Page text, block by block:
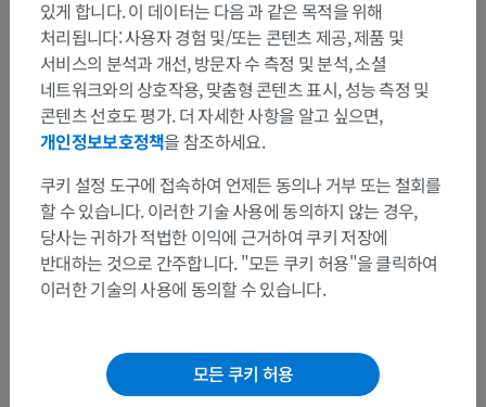
있게 합니다. 이 데이터는 다음 과 같은 목적을 위해
처리됩니다: 사용자 경험 및/또는 콘텐츠 제공, 제품 및
서비스의 분석과 개선, 방문자 수 측정 및 분석, 소셜
네트워크와의 상호작용, 맞춤형 콘텐츠 표시, 성능 측정 및
콘텐츠 선호도 평가. 더 자세한 사항을 알고 싶으면,
개인정보보호정책을 참조하세요.
쿠키 설정 도구에 접속하여 언제든 동의나 거부 또는 철회를
할 수 있습니다. 이러한 기술 사용에 동의하지 않는 경우,
당사는 귀하가 적법한 이익에 근거하여 쿠키 저장에
반대하는 것으로 간주합니다. "모든 쿠키 허용"을 클릭하여
이러한 기술의 사용에 동의할 수 있습니다.
모든 쿠키 허용